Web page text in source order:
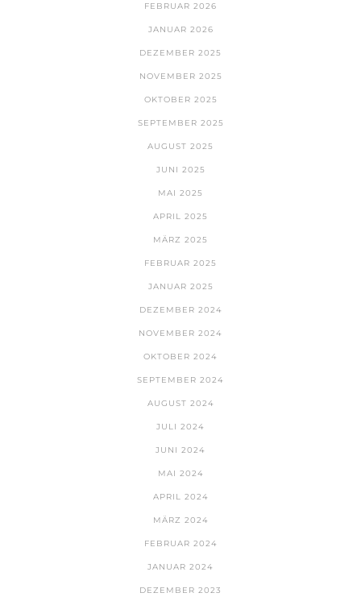
FEBRUAR 2026
JANUAR 2026
DEZEMBER 2025
NOVEMBER 2025
OKTOBER 2025
SEPTEMBER 2025
AUGUST 2025
JUNI 2025
MAI 2025
APRIL 2025
MÄRZ 2025
FEBRUAR 2025
JANUAR 2025
DEZEMBER 2024
NOVEMBER 2024
OKTOBER 2024
SEPTEMBER 2024
AUGUST 2024
JULI 2024
JUNI 2024
MAI 2024
APRIL 2024
MÄRZ 2024
FEBRUAR 2024
JANUAR 2024
DEZEMBER 2023